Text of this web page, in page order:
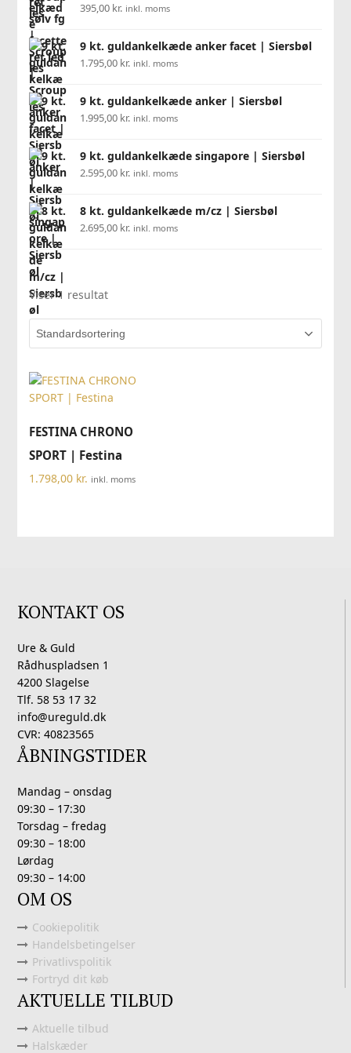
395,00 kr. inkl. moms
9 kt. guldankelkæde anker facet | Siersbøl
1.795,00 kr. inkl. moms
9 kt. guldankelkæde anker | Siersbøl
1.995,00 kr. inkl. moms
9 kt. guldankelkæde singapore | Siersbøl
2.595,00 kr. inkl. moms
8 kt. guldankelkæde m/cz | Siersbøl
2.695,00 kr. inkl. moms
Viser 1 resultat
FESTINA CHRONO
SPORT | Festina
1.798,00 kr. inkl. moms
KONTAKT OS
Ure & Guld
Rådhuspladsen 1
4200 Slagelse
Tlf. 58 53 17 32
info@ureguld.dk
CVR: 40823565
ÅBNINGSTIDER
Mandag – onsdag
09:30 – 17:30
Torsdag – fredag
09:30 – 18:00
Lørdag
09:30 – 14:00
OM OS
Cookiepolitik
Handelsbetingelser
Privatlivspolitik
Fortryd dit køb
AKTUELLE TILBUD
Aktuelle tilbud
Halskæder